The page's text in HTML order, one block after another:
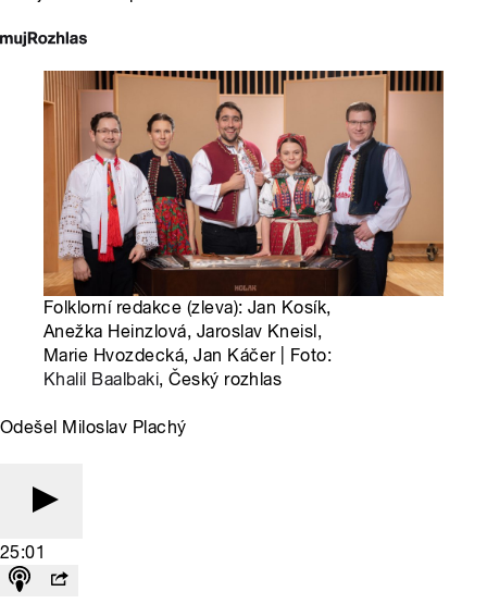
Folklorní redakce (zleva): Jan Kosík,
Anežka Heinzlová, Jaroslav Kneisl,
Marie Hvozdecká, Jan Káčer | Foto:
Khalil Baalbaki, Český rozhlas
Odešel Miloslav Plachý
25:01